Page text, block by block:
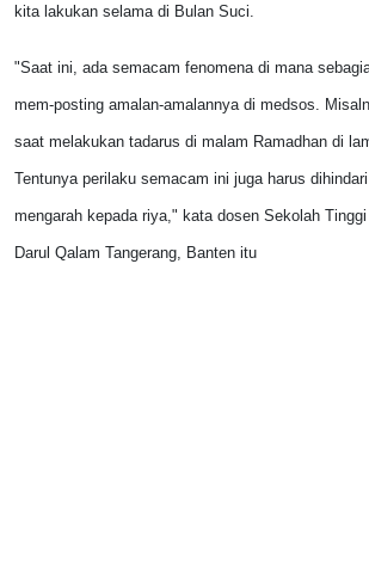
kita lakukan selama di Bulan Suci.
"Saat ini, ada semacam fenomena di mana
mem-posting amalan-amalannya di medsos.
saat melakukan tadarus di malam Ramadhan di
Tentunya perilaku semacam ini juga harus
mengarah kepada riya," kata dosen Sekolah
Darul Qalam Tangerang, Banten itu